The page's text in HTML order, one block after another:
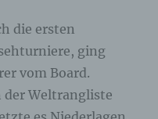
die ersten
ging
vom Board.
der Weltrangliste